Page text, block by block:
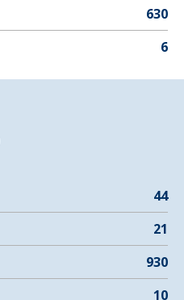
630
6
44
21
930
10